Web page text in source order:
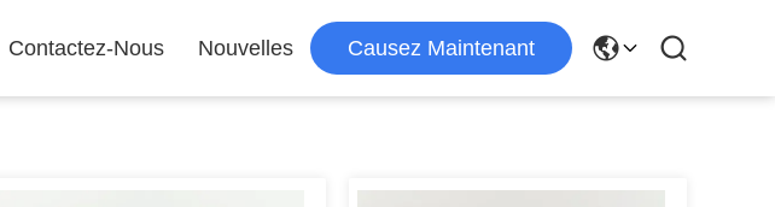
Contactez-Nous Nouvelles Causez Maintenant